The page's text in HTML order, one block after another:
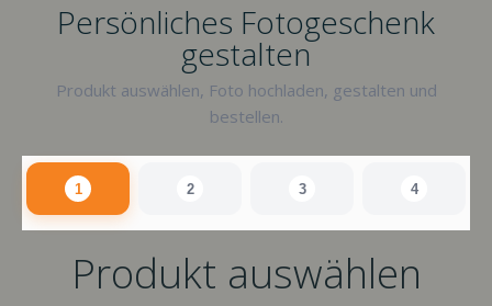
Persönliches Fotogeschenk
gestalten
Produkt auswählen, Foto hochladen, gestalten und
bestellen.
1 2 3 4
Produkt auswählen